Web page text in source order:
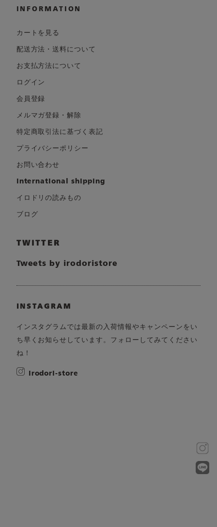
INFORMATION
カートを見る
配送方法・送料について
お支払方法について
ログイン
会員登録
メルマガ登録・解除
特定商取引法に基づく表記
プライバシーポリシー
お問い合わせ
international shipping
イロドリの読みもの
ブログ
TWITTER
Tweets by irodoristore
INSTAGRAM
インスタグラムでは最新の入荷情報やキャンペーンをい
ち早くお知らせしています。フォローしてみてください
ね！
irodori-store